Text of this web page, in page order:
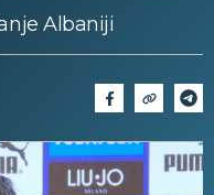
Albaniji